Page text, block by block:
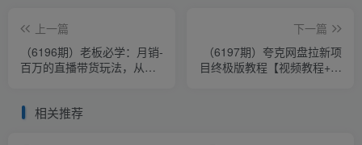
上一篇
（6196期）老板必学：月销-
百万的直播带货玩法，从亏
下一篇
（6197期）夸克网盘拉新项
目终极版教程【视频教程+实
相关推荐